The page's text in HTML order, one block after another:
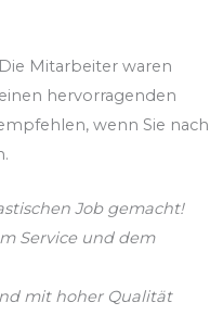
Mitarbeiter waren
hervorragenden
wenn Sie nach
Job gemacht!
Service und dem
mit hoher Qualität